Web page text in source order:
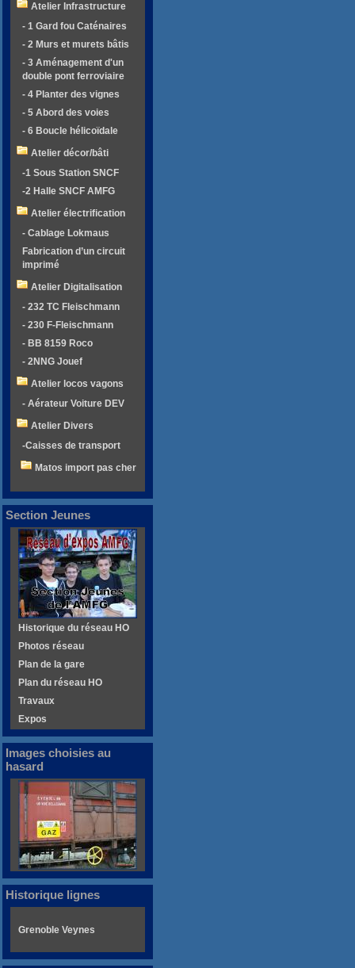
Atelier Infrastructure
- 1 Gard fou Caténaires
- 2 Murs et murets bâtis
- 3 Aménagement d'un
double pont ferroviaire
- 4 Planter des vignes
- 5 Abord des voies
- 6 Boucle hélicoïdale
Atelier décor/bâti
-1 Sous Station SNCF
-2 Halle SNCF AMFG
Atelier électrification
- Cablage Lokmaus
Fabrication d’un circuit
imprimé
Atelier Digitalisation
- 232 TC Fleischmann
- 230 F-Fleischmann
- BB 8159 Roco
- 2NNG Jouef
Atelier locos vagons
- Aérateur Voiture DEV
Atelier Divers
-Caisses de transport
Matos import pas cher
Section Jeunes
Historique du réseau HO
Photos réseau
Plan de la gare
Plan du réseau HO
Travaux
Expos
Images choisies au
hasard
Historique lignes
Grenoble Veynes